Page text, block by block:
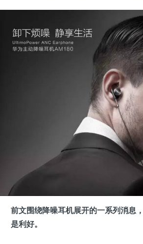
前文围绕降噪耳机展开的一系列消息
是利好。